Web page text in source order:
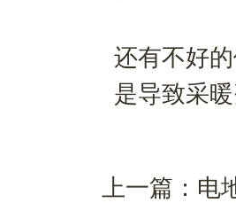
还有不好
是导致采
上一篇： 电